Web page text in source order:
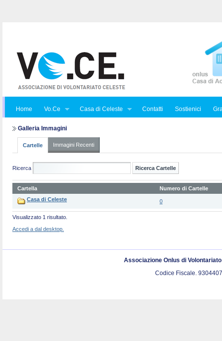
Home Vo.Ce Casa di Celeste Contatti Sostienici
Galleria Immagini
Cartelle Immagini Recenti
Ricerca
Cartella
Numero di Cartelle
Casa di Celeste
0
Visualizzato 1 risultato.
Accedi a dal desktop.
Associazione Onlus di
Codice Fiscale.